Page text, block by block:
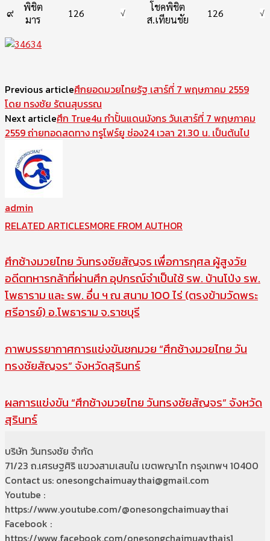
๙
พิชิต
มาร
126 √
โชคพิชิต
ส.เทียนชัย
126 √
Previous articleศึกยอดมวยไทยรัฐ เสาร์ที่ 7 พฤษภาคม 2559
โดย ทรงชัย รัตนสุบรรณ
Next articleศึก True4u กำปั้นแดนมังกร วันเสาร์ที่ 7 พฤษภาคม
2559 ถ่ายทอดสดทาง ทรูโฟร์ยู ช่อง24 เวลา 21.30 น. เป็นต้นไป
admin
RELATED ARTICLESMORE FROM AUTHOR
ศึกช้างมวยไทย วันทรงชัยสัญจร เพื่อการกุศล ผู้สูงวัย
อดีตทหารกล้าที่ผ่านศึก อุปกรณ์จำเป็นใช้ รพ. บ้านโป่ง รพ.
โพธาราม และ รพ. อื่น ฯ ณ สนาม 100 ไร่ (ตรงข้ามวัดพระ
ศรีอารย์) อ.โพธาราม จ.ราชบุรี
ภาพบรรยากาศการแข่งขันชกมวย “ศึกช้างมวยไทย วัน
ทรงชัยสัญจร” จังหวัดสุรินทร์
ผลการแข่งขัน “ศึกช้างมวยไทย วันทรงชัยสัญจร” จังหวัด
สุรินทร์
บริษัท วันทรงชัย จำกัด
71/23 ถ.เศรษฐศิริ แขวงสามเสนใน เขตพญาไท กรุงเทพฯ 10400
Contact us: onesongchaimuaythai@gmail.com
Youtube :
https://www.youtube.com/@onesongchaimuaythai
Facebook :
https://www.facebook.com/onesongchaimuaythais1